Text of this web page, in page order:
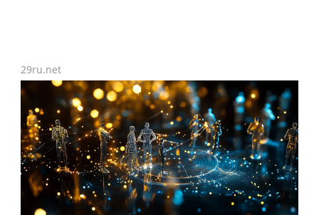
29ru.net